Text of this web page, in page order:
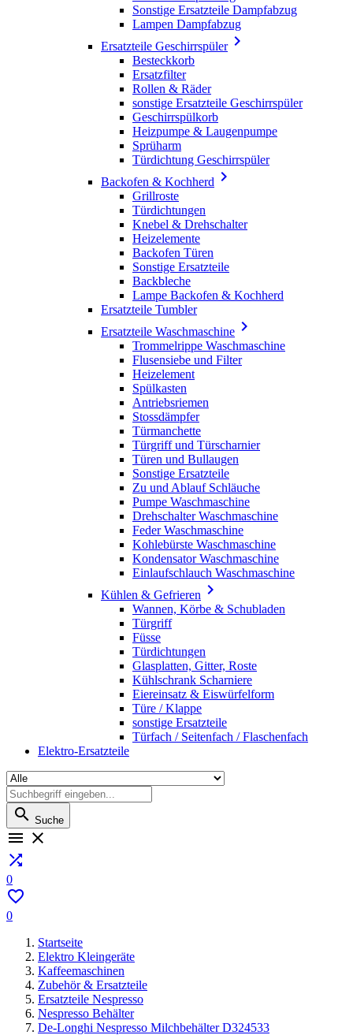
Sonstige Ersatzteile Dampfabzug
Lampen Dampfabzug
Ersatzteile Geschirrspüler
Besteckkorb
Ersatzfilter
Rollen & Räder
sonstige Ersatzteile Geschirrspüler
Geschirrspülkorb
Heizpumpe & Laugenpumpe
Sprüharm
Türdichtung Geschirrspüler
Backofen & Kochherd 
Grillroste
Türdichtungen
Knebel & Drehschalter
Heizelemente
Backofen Türen
Sonstige Ersatzteile
Backbleche
Lampe Backofen & Kochherd
Ersatzteile Tumbler
Ersatzteile Waschmaschine 
Trommelrippe Waschmaschine
Flusensiebe und Filter
Heizelement
Spülkasten
Antriebsriemen
Stossdämpfer
Türmanchette
Türgriff und Türscharnier
Türen und Bullaugen
Sonstige Ersatzteile
Zu und Ablauf Schläuche
Pumpe Waschmaschine
Drehschalter Waschmaschine
Feder Waschmaschine
Kohlebürste Waschmaschine
Kondensator Waschmaschine
Einlaufschlauch Waschmaschine
Kühlen & Gefrieren 
Wannen, Körbe & Schubladen
Türgriff
Füsse
Türdichtungen
Glasplatten, Gitter, Roste
Kühlschrank Scharniere
Eiereinsatz & Eiswürfelform
Türe / Klappe
sonstige Ersatzteile
Türfach / Seitenfach / Flaschenfach
Elektro-Ersatzteile
 Suche
 

0

0
Startseite
Elektro Kleingeräte
Kaffeemaschinen
Zubehör & Ersatzteile
Ersatzteile Nespresso
Nespresso Behälter
De-Longhi Nespresso Milchbehälter D324533